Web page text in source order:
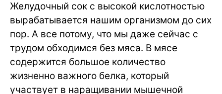
Желудочный сок с высокой кислотностью
вырабатывается нашим организмом до сих
пор. А все потому, что мы даже сейчас с
трудом обходимся без мяса. В мясе
содержится большое количество
жизненно важного белка, который
участвует в наращивании мышечной